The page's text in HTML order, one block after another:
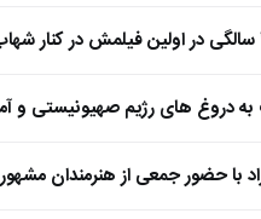
های رژیم صهیونیستی و
با حضور جمعی از هنرمندان مشهور